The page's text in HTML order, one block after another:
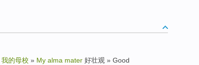
我的母校 » My alma mater 好壮观 » Good